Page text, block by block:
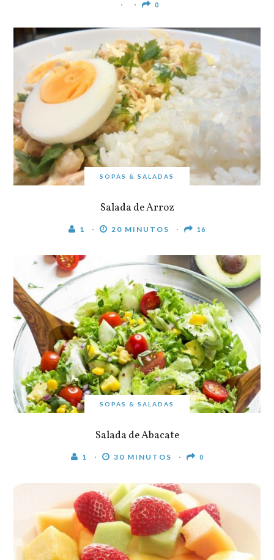
0
SOPAS & SALADAS
Salada de Arroz
1 20 MINUTOS 16
SOPAS & SALADAS
Salada de Abacate
1 30 MINUTOS 0